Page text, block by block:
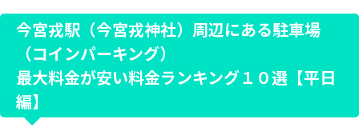
今宮戎駅（今宮戎神社）周辺にある駐車場
（コインパーキング）
最大料金が安い料金ランキング１０選【平日
編】